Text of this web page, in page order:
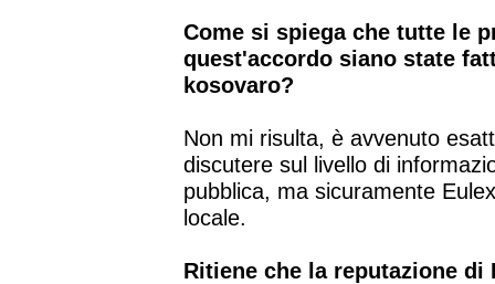
Come si spiega che tutte le
quest'accordo siano state
kosovaro?
Non mi risulta, è avvenuto
discutere sul livello di
pubblica, ma sicuramente
locale.
Ritiene che la reputazione